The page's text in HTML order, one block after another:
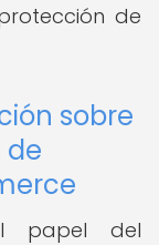
de
sobre
de
papel del